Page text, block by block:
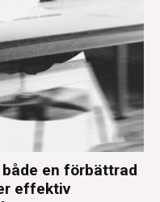
en förbättrad
effektiv